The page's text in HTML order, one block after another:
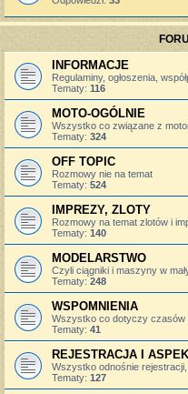
INFORMACJE
Regulaminy, ogłoszenia,
Tematy: 116
MOTO-OGÓLNIE
Wszystko co związane z
Tematy: 324
OFF TOPIC
Rozmowy nie na temat
Tematy: 524
IMPREZY, ZLOTY
Rozmowy na temat zlotów i
Tematy: 140
MODELARSTWO
Czyli ciągniki i maszyny w
Tematy: 248
WSPOMNIENIA
Wszystko co dotyczy czasów
Tematy: 41
REJESTRACJA I
Wszystko odnośnie
Tematy: 127